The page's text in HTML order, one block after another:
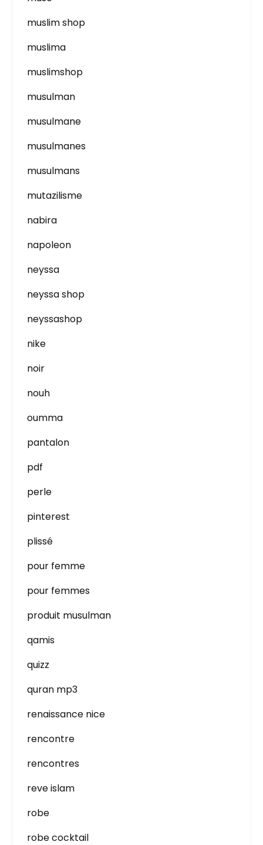
muslim shop
muslima
muslimshop
musulman
musulmane
musulmanes
musulmans
mutazilisme
nabira
napoleon
neyssa
neyssa shop
neyssashop
nike
noir
nouh
oumma
pantalon
pdf
perle
pinterest
plissé
pour femme
pour femmes
produit musulman
qamis
quizz
quran mp3
renaissance nice
rencontre
rencontres
reve islam
robe
robe cocktail